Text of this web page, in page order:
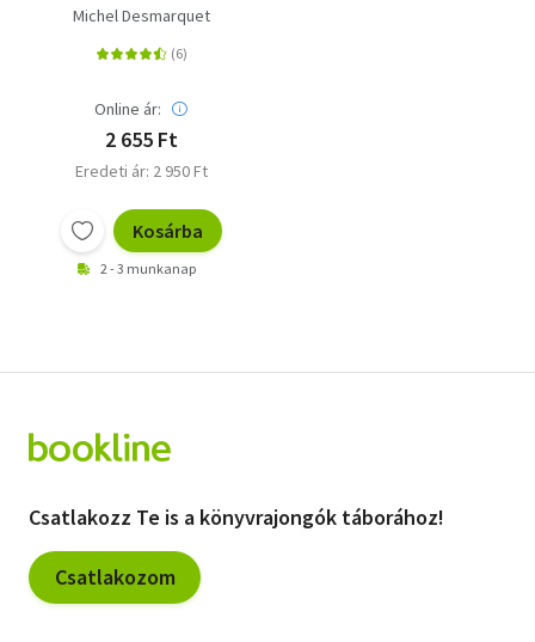
Michel Desmarquet
Online ár:
2 655 Ft
Eredeti ár: 2 950 Ft
Kosárba
2 - 3 munkanap
Csatlakozz Te is a könyvrajongók táborához!
Csatlakozom